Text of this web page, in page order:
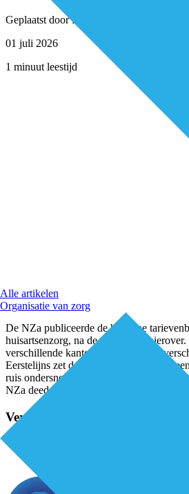
Alle artikelen
Organisatie van zorg
Geplaatst doorRedactie
01 juli 2026
1 minuut leestijd
De NZa publiceerde de herziene
huisartsenzorg, na de rechtszaak
verschillende kanten geframed door
Eerstelijns zet de feiten op een rij, plus
ruis ondersneeuwt. En dat betreft de
NZa deed: de huisvestingsvergoeding gaat
Verder lezen?